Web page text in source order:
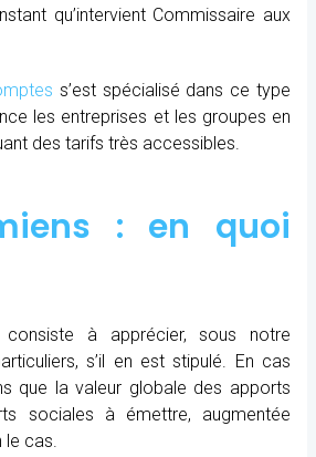
qu’intervient Commissaire aux
s’est spécialisé dans ce type
les entreprises et les groupes en
des tarifs très accessibles.
: en quoi
à apprécier, sous notre
s’il en est stipulé. En cas
que la valeur globale des apports
sociales à émettre, augmentée
le cas.